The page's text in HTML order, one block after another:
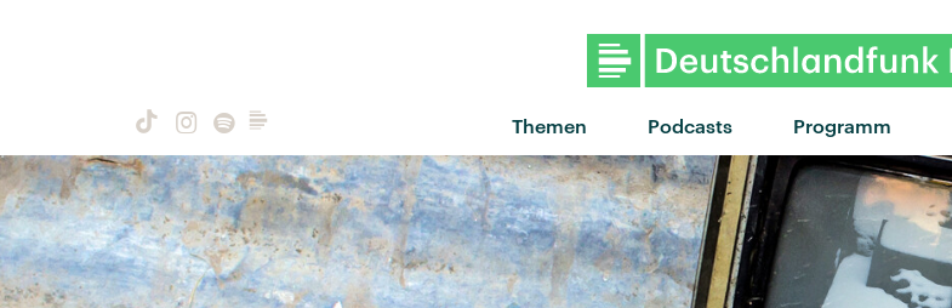
Themen Podcasts Programm